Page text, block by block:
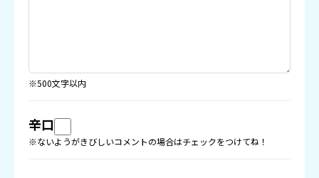
※500文字以内
辛口
※ないようがきびしいコメントの場合はチェックをつけてね！